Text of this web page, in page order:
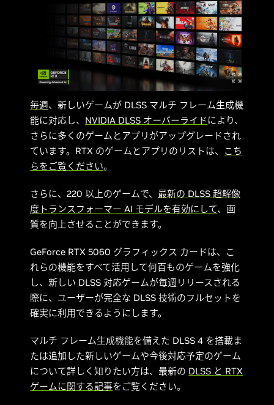
毎週、新しいゲームが DLSS マルチ フレーム生成機
能に対応し、 NVIDIA DLSS オーバーライド により、
さらに多くのゲームとアプリがアップグレードされ
ています。RTX のゲームとアプリのリストは、 こち
らをご覧ください。
さらに、220 以上のゲームで、 最新の DLSS 超解像
度トランスフォーマー AI モデルを有効にして、画
質を向上させることができます。
GeForce RTX 5060 グラフィックス カードは、こ
れらの機能をすべて活用して何百ものゲームを強化
し、新しい DLSS 対応ゲームが毎週リリースされる
際に、ユーザーが完全な DLSS 技術のフルセットを
確実に利用できるようにします。
マルチ フレーム生成機能を備えた DLSS 4 を搭載ま
たは追加した新しいゲームや今後対応予定のゲーム
について詳しく知りたい方は、最新の DLSS と RTX
ゲームに関する記事をご覧ください。